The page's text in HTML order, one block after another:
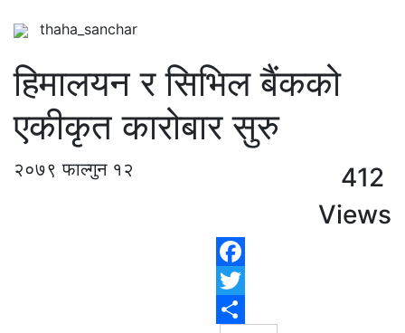
thaha_sanchar
हिमालयन र सिभिल बैंकको
एकीकृत कारोबार सुरु
२०७९ फाल्गुन १२
412
Views